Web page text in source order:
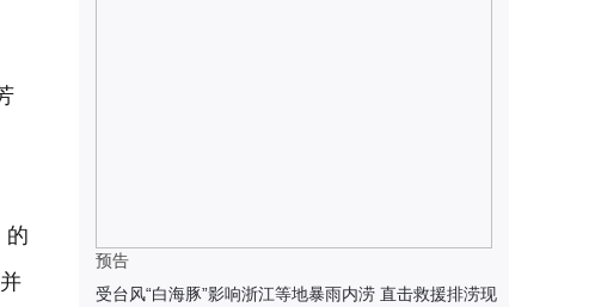
的
预告
受台风“白海豚”影响浙江等地暴雨内涝 直击救援排涝现